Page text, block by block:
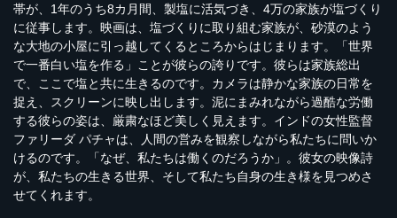
帯が、1年のうち8カ月間、製塩に活気づき、4万の家族が塩づくり
に従事します。映画は、塩づくりに取り組む家族が、砂漠のよう
な大地の小屋に引っ越してくるところからはじまります。「世界
で一番白い塩を作る」ことが彼らの誇りです。彼らは家族総出
で、ここで塩と共に生きるのです。カメラは静かな家族の日常を
捉え、スクリーンに映し出します。泥にまみれながら過酷な労働
する彼らの姿は、厳粛なほど美しく見えます。インドの女性監督
ファリーダ パチャは、人間の営みを観察しながら私たちに問いか
けるのです。「なぜ、私たちは働くのだろうか」。彼女の映像詩
が、私たちの生きる世界、そして私たち自身の生き様を見つめさ
せてくれます。